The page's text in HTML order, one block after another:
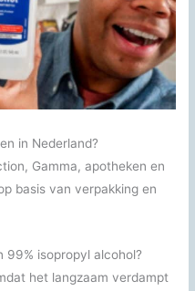
in Nederland?
Gamma, apotheken en
basis van verpakking en
99% isopropyl alcohol?
het langzaam verdampt